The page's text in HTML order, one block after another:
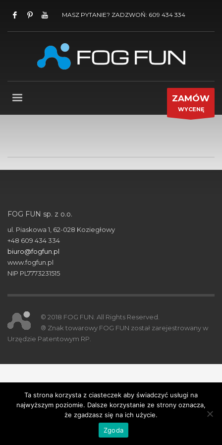
MASZ PYTANIE? ZADZWOŃ: 609 434 334
ZAMÓW
WYCENĘ
FOG FUN sp. z o.o.
ul. Piaskowa 1, 62-028 Koziegłowy
+48 609 434 334
biuro@fogfun.pl
www.fogfun.pl
NIP PL7773231515
© 2018 FOG FUN. All Rights Reserved.
® Znak towarowy FOG FUN został zarejestrowany w
Urzędzie Patentowym RP.
Ta strona korzysta z ciasteczek aby świadczyć usługi na
najwyższym poziomie. Dalsze korzystanie ze strony oznacza,
że zgadzasz się na ich użycie.
Zgoda